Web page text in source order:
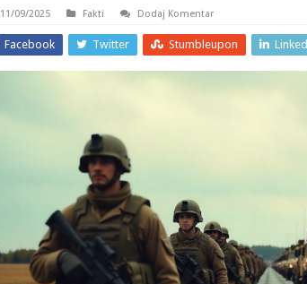
11/09/2025 Fakti Dodaj Komentar
Facebook Twitter Stumbleupon